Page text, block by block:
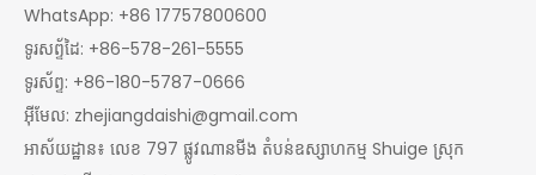
WhatsApp: +86 17757800600
ទូរសព្ទ័ដៃ: +86-578-261-5555
ទូរស័ព្ទ: +86-180-5787-0666
អ៊ីមែល: zhejiangdaishi@gmail.com
អាស័យដ្ឋាន៖ លេខ 797 ផ្លូវណានមីង តំបន់ឧស្សាហកម្ម Shuige ស្រុក